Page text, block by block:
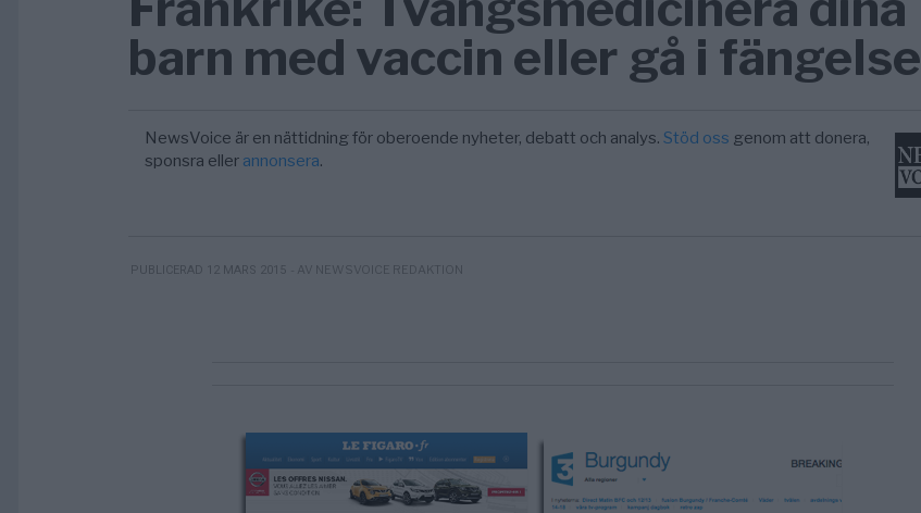
barn med vaccin eller gå i fängelse
NewsVoice är en nättidning för oberoende nyheter, debatt och analys.Stöd oss genom att donera,
sponsra eller annonsera.
PUBLICERAD 12 MARS 2015 - AV NEWSVOICE REDAKTION